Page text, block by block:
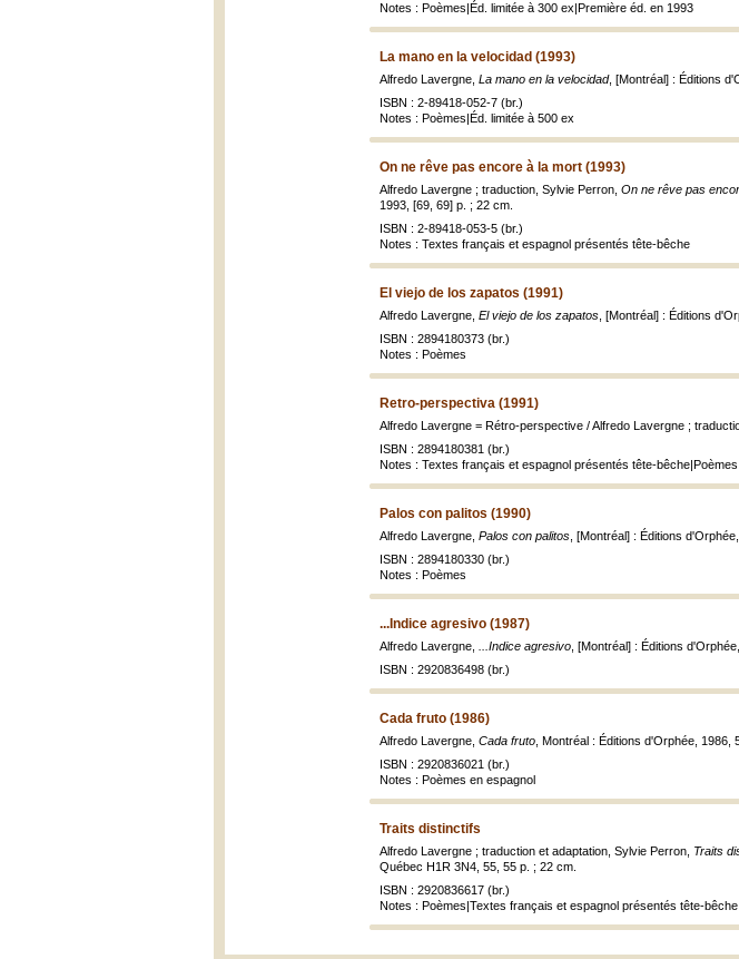
Notes : Poèmes|Éd. limitée à 300 ex|Première éd. en 1993
La mano en la velocidad (1993)
Alfredo Lavergne, La mano en la velocidad, [Montréal] : Éditions
ISBN : 2-89418-052-7 (br.)
Notes : Poèmes|Éd. limitée à 500 ex
On ne rêve pas encore à la mort (1993)
Alfredo Lavergne ; traduction, Sylvie Perron, On ne rêve pas
1993, [69, 69] p. ; 22 cm.
ISBN : 2-89418-053-5 (br.)
Notes : Textes français et espagnol présentés tête-bêche
El viejo de los zapatos (1991)
Alfredo Lavergne, El viejo de los zapatos , [Montréal] : Éditions
ISBN : 2894180373 (br.)
Notes : Poèmes
Retro-perspectiva (1991)
Alfredo Lavergne = Rétro-perspective / Alfredo Lavergne ;
ISBN : 2894180381 (br.)
Notes : Textes français et espagnol présentés tête-bêche|Poèmes
Palos con palitos (1990)
Alfredo Lavergne, Palos con palitos , [Montréal] : Éditions
ISBN : 2894180330 (br.)
Notes : Poèmes
...Indice agresivo (1987)
Alfredo Lavergne, ...Indice agresivo , [Montréal] : Éditions
ISBN : 2920836498 (br.)
Cada fruto (1986)
Alfredo Lavergne, Cada fruto , Montréal : Éditions d'Orphée, 1986,
ISBN : 2920836021 (br.)
Notes : Poèmes en espagnol
Traits distinctifs
Alfredo Lavergne ; traduction et adaptation, Sylvie Perron, Traits
Québec H1R 3N4, 55, 55 p. ; 22 cm.
ISBN : 2920836617 (br.)
Notes : Poèmes|Textes français et espagnol présentés tête-bêche